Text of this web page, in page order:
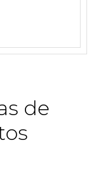
de